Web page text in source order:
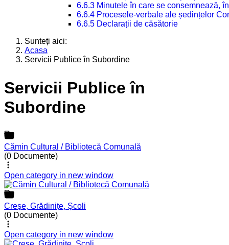
6.6.3 Minutele în care se consemnează,
6.6.4 Procesele-verbale ale ședințelor
6.6.5 Declarații de căsătorie
Sunteți aici:
Acasa
Servicii Publice în Subordine
Servicii Publice în
Subordine
Cămin Cultural / Bibliotecă Comunală
(0 Documente)
Open category in new window
Creșe, Grădinițe, Școli
(0 Documente)
Open category in new window